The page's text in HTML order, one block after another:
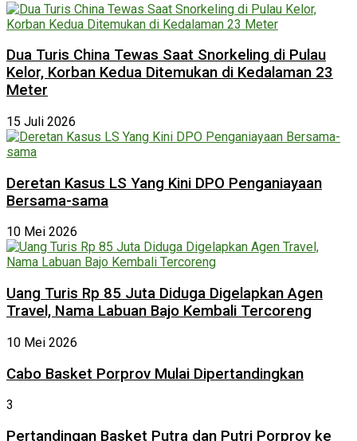
Dua Turis China Tewas Saat Snorkeling di Pulau
Kelor, Korban Kedua Ditemukan di Kedalaman 23
Meter
15 Juli 2026
Deretan Kasus LS Yang Kini DPO Penganiayaan
Bersama-sama
10 Mei 2026
Uang Turis Rp 85 Juta Diduga Digelapkan Agen
Travel, Nama Labuan Bajo Kembali Tercoreng
10 Mei 2026
Cabo Basket Porprov Mulai Dipertandingkan
3
Pertandingan Basket Putra dan Putri Porprov ke